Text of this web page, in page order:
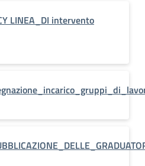
LINEA_DI intervento